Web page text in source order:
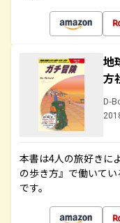
地
方
D-
本書は4人の旅好きに
の歩き方』で働いて
です。